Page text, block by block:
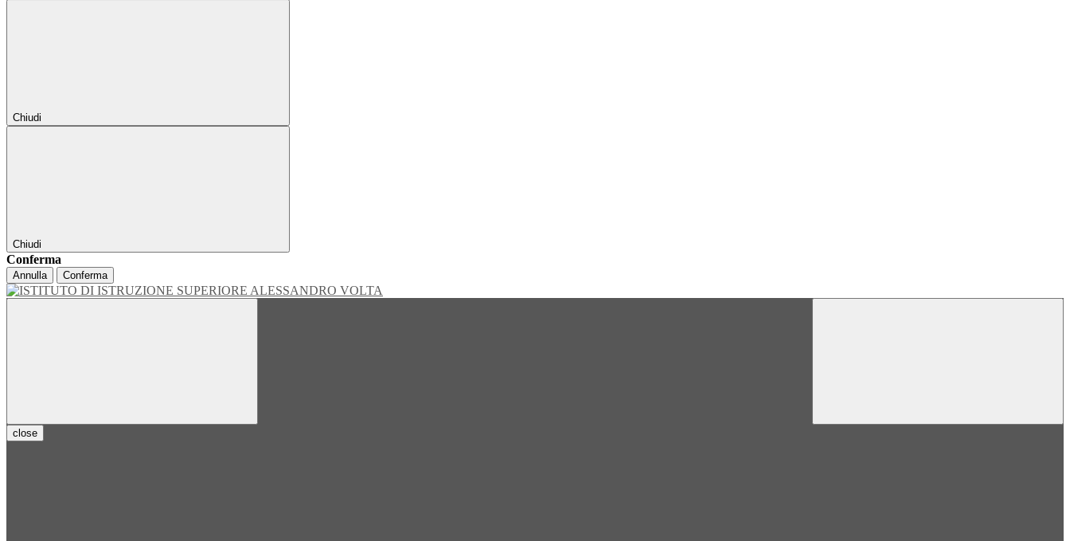
Chiudi
Chiudi
Conferma
Annulla Conferma
close